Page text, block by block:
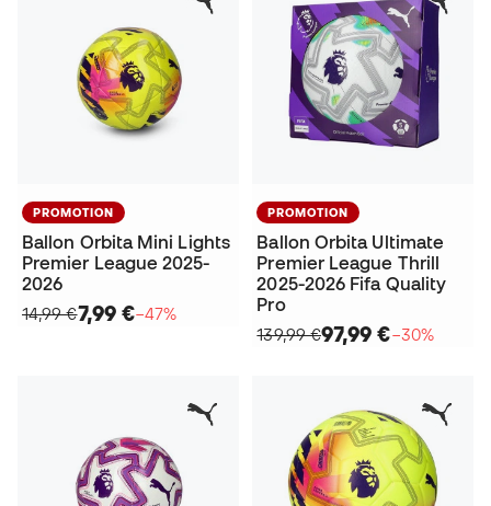
PROMOTION
Ballon Orbita Mini Lights
Premier League 2025-
2026
14,99 €7,99 €−47%
PROMOTION
Ballon Orbita Ultimate
Premier League Thrill
2025-2026 Fifa Quality
Pro
139,99 €97,99 €−30%